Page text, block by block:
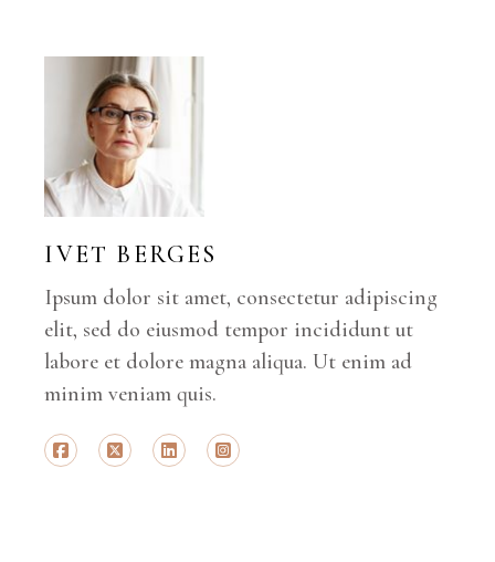
IVET BERGES
Ipsum dolor sit amet, consectetur adipiscing
elit, sed do eiusmod tempor incididunt ut
labore et dolore magna aliqua. Ut enim ad
minim veniam quis.